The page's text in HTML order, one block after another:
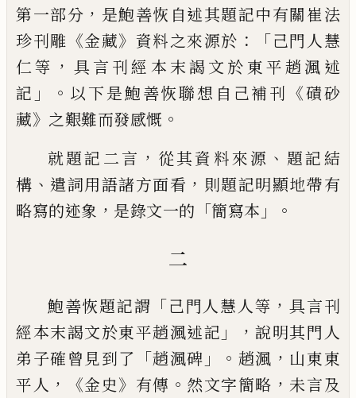
第一部分 ， 是鮑善恢自述其題記中有關崔法
珍刊雕 《金藏》 資料之來源於 ： 「己門人慧
仁等 ， 具言刊經本末謁文於東平趙渢述
記 」。 以下是鮑善恢聯想自己補刊 《磧砂
藏》 之艱難而發感慨 。
就題記二言 ， 從其資料來源 、 題記結
構 、 遣詞用語諸方面看 ， 則題記明顯地帶有
略寫的迹象 ， 是錄文一的 「簡寫本 」。
二
鮑善恢題記謂 「己門人慧人等 ，具言刊
經本末謁文於東平趙渢述記 」，說明其門人
弟子確曾見到了 「趙渢碑 」。 趙渢 ， 山東東
平人 ，《金史》 有傳 。 然文字簡略 ， 未言及